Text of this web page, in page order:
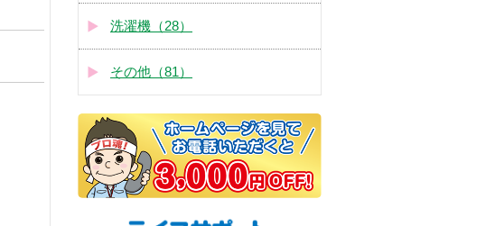
洗濯機（28）
その他（81）